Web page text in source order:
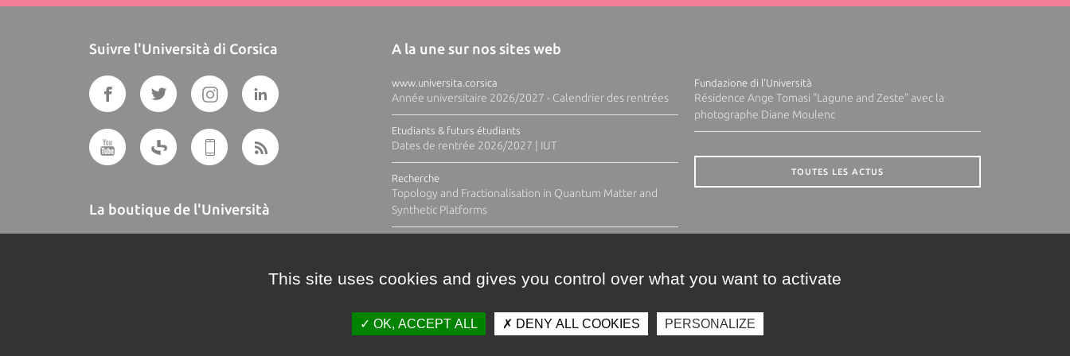
Suivre l'Università di Corsica
La boutique de l'Università
A la une sur nos sites web
www.universita.corsica
Année universitaire 2026/2027 - Calendrier des rentrées
Etudiants & futurs étudiants
Dates de rentrée 2026/2027 | IUT
Recherche
Topology and Fractionalisation in Quantum Matter and
Synthetic Platforms
Fundazione di l'Università
Résidence Ange Tomasi "Lagune and Zeste" avec la
photographe Diane Moulenc
TOUTES LES ACTUS
This site uses cookies and gives you control over what you want to activate
OK, ACCEPT ALL DENY ALL COOKIES PERSONALIZE